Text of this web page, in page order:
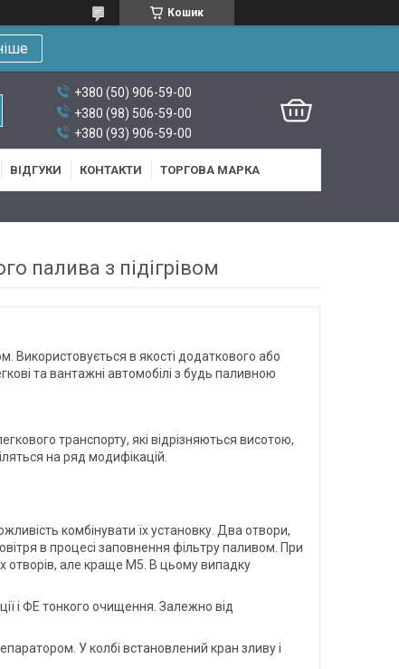
Кошик
+380 (50) 906-59-00
+380 (98) 506-59-00
+380 (93) 906-59-00
ВІДГУКИ КОНТАКТИ ТОРГОВА МАРКА
палива з підігрівом
Використовується в якості додаткового або
та вантажні автомобілі з будь паливною
транспорту, які відрізняються висотою,
на ряд модифікацій.
комбінувати їх установку. Два отвори,
в процесі заповнення фільтру паливом. При
отворів, але краще М5. В цьому випадку
і ФЕ тонкого очищення. Залежно від
У колбі встановлений кран зливу і